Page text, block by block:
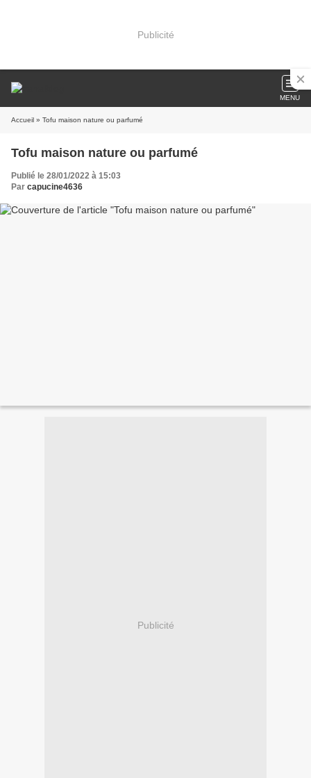
Publicité
MENU
Accueil » Tofu maison nature ou parfumé
Tofu maison nature ou parfumé
Publié le 28/01/2022 à 15:03
Par capucine4636
Publicité